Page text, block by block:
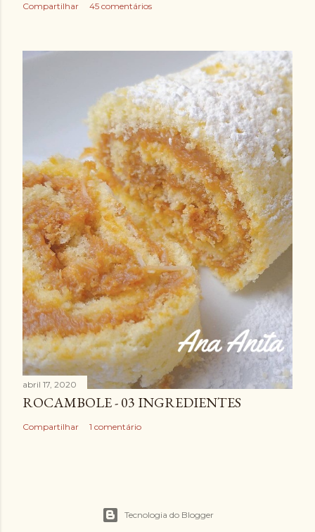
Compartilhar 45 comentários
abril 17, 2020
ROCAMBOLE - 03 INGREDIENTES
Compartilhar 1 comentário
Tecnologia do Blogger